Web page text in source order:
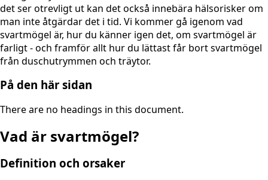
det ser otrevligt ut kan det också innebära hälsorisker om
man inte åtgärdar det i tid. Vi kommer gå igenom vad
svartmögel är, hur du känner igen det, om svartmögel är
farligt - och framför allt hur du lättast får bort svartmögel
från duschutrymmen och träytor.
På den här sidan
There are no headings in this document.
Vad är svartmögel?
Definition och orsaker